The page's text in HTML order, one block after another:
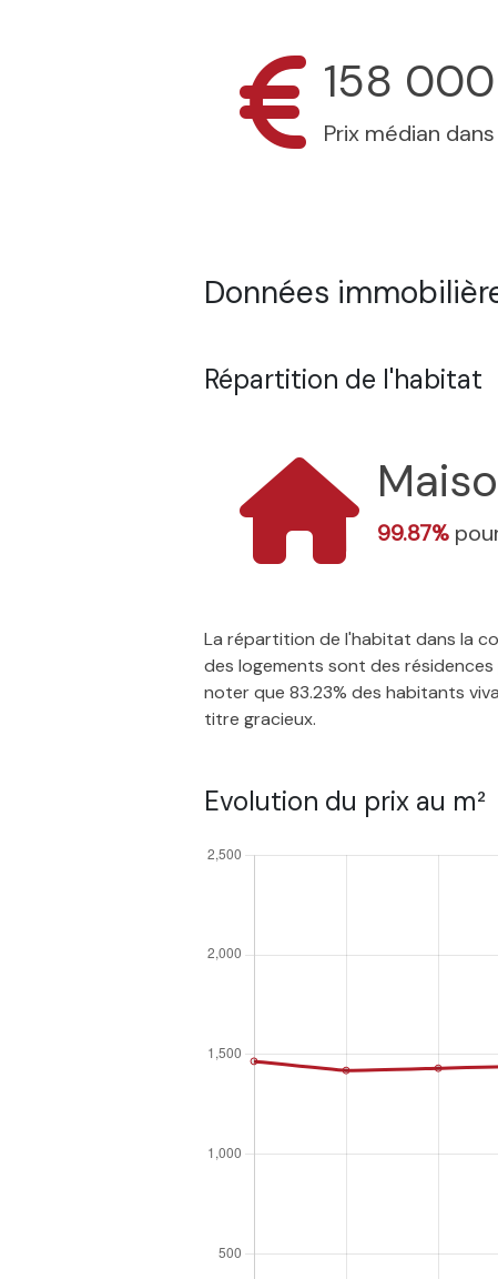
158
Prix médian
Données
Répartition de l'habitat
99.87%
La répartition de l'habitat dans la
des logements sont des
noter que 83.23% des habitants
titre gracieux.
Evolution du prix au m²